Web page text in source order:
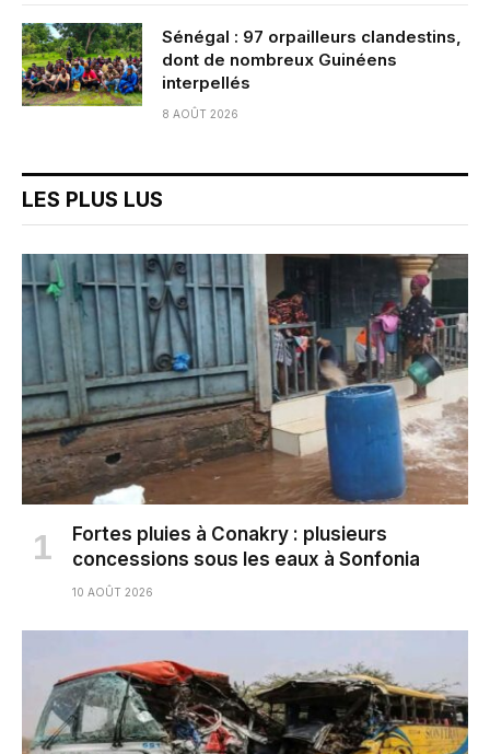
Sénégal : 97 orpailleurs clandestins,
dont de nombreux Guinéens
interpellés
8 AOÛT 2026
LES PLUS LUS
Fortes pluies à Conakry : plusieurs
concessions sous les eaux à Sonfonia
10 AOÛT 2026